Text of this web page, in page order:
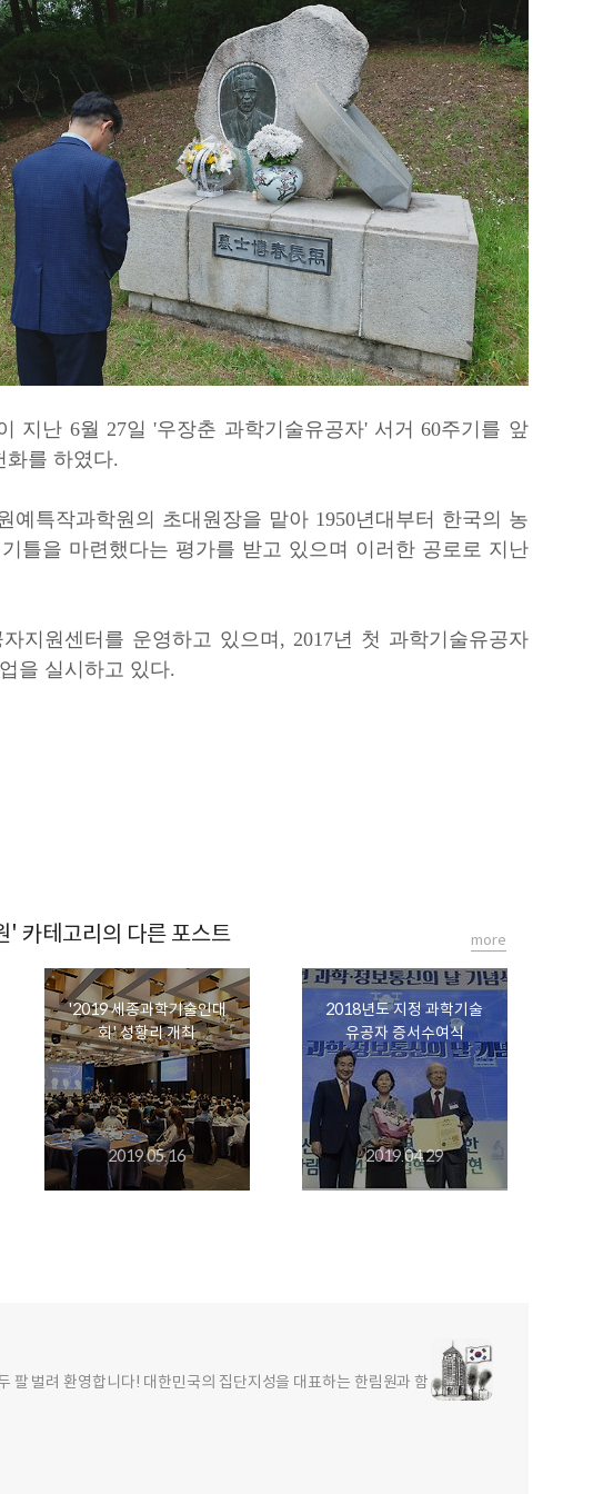
지난 6월 27일 '우장춘 과학기술유공자' 서거 60주기를 앞
화를 하였다.
특작과학원의 초대원장을 맡아 1950년대부터 한국의 농
틀을 마련했다는 평가를 받고 있으며 이러한 공로로 지난
지원센터를 운영하고 있으며, 2017년 첫 과학기술유공자
을 실시하고 있다.
' 카테고리의 다른 포스트
'2019 세종과학기술인대
회' 성황리 개최
2019.05.16
2018년도 지정 과학기술
유공자 증서수여식
2019.04.29
more
팔 벌려 환영합니다! 대한민국의 집단지성을 대표하는 한림원과 함